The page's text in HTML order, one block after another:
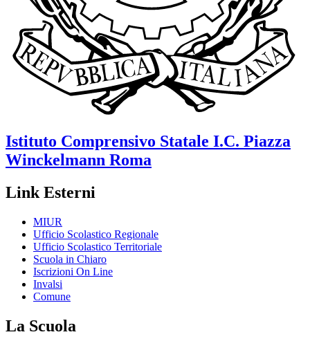
Istituto Comprensivo Statale I.C. Piazza
Winckelmann Roma
Link Esterni
MIUR
Ufficio Scolastico Regionale
Ufficio Scolastico Territoriale
Scuola in Chiaro
Iscrizioni On Line
Invalsi
Comune
La Scuola